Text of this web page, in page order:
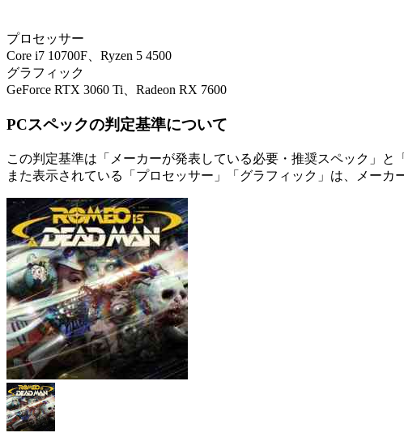
プロセッサー
Core i7 10700F、Ryzen 5 4500
グラフィック
GeForce RTX 3060 Ti、Radeon RX 7600
PCスペックの判定基準について
この判定基準は「メーカーが発表している必要・推奨スペック」と
また表示されている「プロセッサー」「グラフィック」は、メー